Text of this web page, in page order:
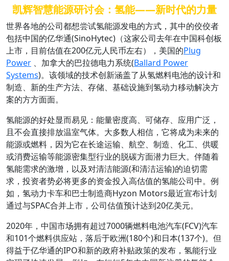
凯辉智慧能源研讨会：氢能——新时代的力量
世界各地的公司都想尝试氢能源发电的方式，其中的佼佼者
包括中国的亿华通(SinoHytec)（这家公司去年在中国科创板
上市，目前估值在200亿元人民币左右），美国的Plug
Power 、加拿大的巴拉德电力系统(Ballard Power
Systems)。该领域的技术创新涵盖了从氢燃料电池的设计和
制造、新的生产方法、存储、基础设施到氢动力移动解决方
案的方方面面。
氢能源的好处显而易见：能量密度高、可储存、应用广泛，
且不会直接排放温室气体。大多数人相信，它将成为未来的
能源或燃料，因为它在长途运输、航空、制造、化工、供暖
或消费运输等能源密集型行业的脱碳方面潜力巨大。伴随着
氢能需求的激增，以及对清洁能源(和清洁运输)的迫切需
求，投资者势必将更多的资金投入高估值的氢能公司中。例
如，氢动力卡车和巴士制造商Hyzon Motors最近宣布计划
通过与SPAC合并上市，公司估值预计达到20亿美元。
2020年，中国市场拥有超过7000辆燃料电池汽车(FCV)汽车
和101个燃料供应站，落后于欧洲(180个)和日本(137个)。但
得益于亿华通的IPO和新的政府补贴政策的发布，氢能行业